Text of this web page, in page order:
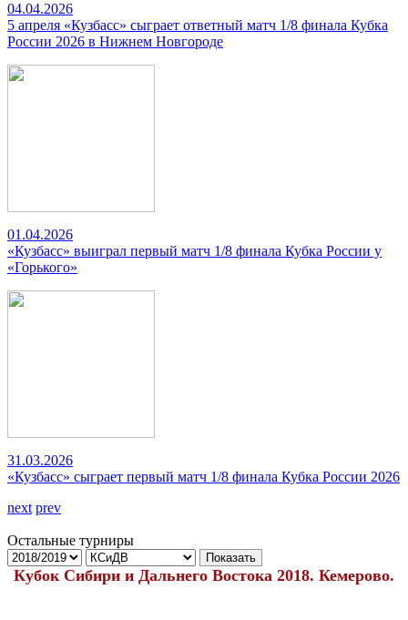
04.04.2026
5 апреля «Кузбасс» сыграет ответный матч 1/8 финала Кубка
России 2026 в Нижнем Новгороде
01.04.2026
«Кузбасс» выиграл первый матч 1/8 финала Кубка России у
«Горького»
31.03.2026
«Кузбасс» сыграет первый матч 1/8 финала Кубка России 2026
next prev
Остальные турниры
Показать
Кубок Сибири и Дальнего Востока 2018. Кемерово.